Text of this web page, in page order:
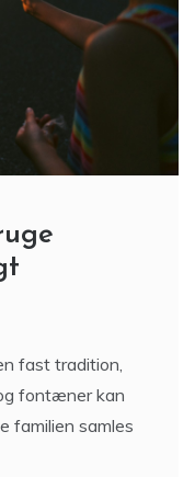
fast tradition,
fontæner kan
familien samles